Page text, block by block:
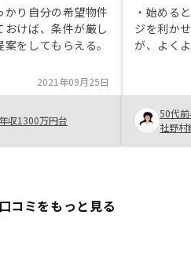
かり自分の希望物件
おけば、条件が厳し
をしてもらえる。
2021年09月25日
年収1300万円台
・始める
ジを利か
が、よく
毎月持ち
いことが
きる場合
ら契約ま
し、その
50代前
社野村
コミをもっと見る